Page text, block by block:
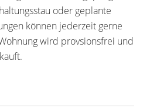
oder geplante
können jederzeit gerne
wird provsionsfrei und